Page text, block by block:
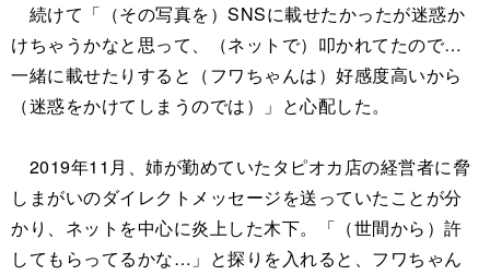
続けて「（その写真を）SNSに載せたかったが迷惑か
けちゃうかなと思って、（ネットで）叩かれてたので…
一緒に載せたりすると（フワちゃんは）好感度高いから
（迷惑をかけてしまうのでは）」と心配した。
2019年11月、姉が勤めていたタピオカ店の経営者に脅
しまがいのダイレクトメッセージを送っていたことが分
かり、ネットを中心に炎上した木下。「（世間から）許
してもらってるかな…」と探りを入れると、フワちゃん